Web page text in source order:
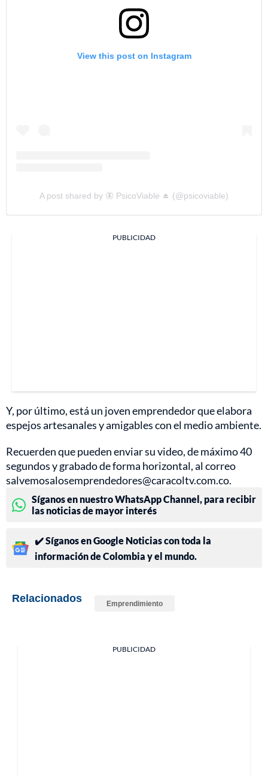
View this post on Instagram
A post shared by 🦋 PsicoViable ⏏️ (@psicoviable)
PUBLICIDAD
Y, por último, está un joven emprendedor que elabora
espejos artesanales y amigables con el medio ambiente.
Recuerden que pueden enviar su video, de máximo 40
segundos y grabado de forma horizontal, al correo
salvemosalosemprendedores@caracoltv.com.co.
Síganos en nuestro WhatsApp Channel, para recibir
las noticias de mayor interés
✔️ Síganos en Google Noticias con toda la
información de Colombia y el mundo.
Relacionados Emprendimiento
PUBLICIDAD